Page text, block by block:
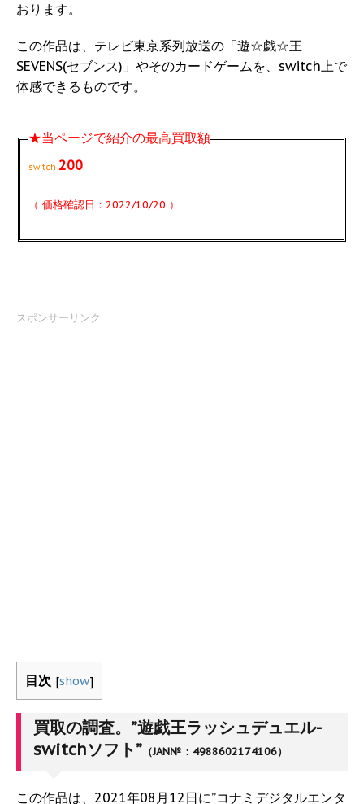
おります。
この作品は、テレビ東京系列放送の「遊☆戯☆王
SEVENS(セブンス)」やそのカードゲームを、switch上で
体感できるものです。
★当ページで紹介の最高買取額
switch 200
（ 価格確認日：2022/10/20 ）
スポンサーリンク
目次 [show]
買取の調査。”遊戯王ラッシュデュエル-
switchソフト” （JAN№：4988602174106）
この作品は、2021年08月12日に”コナミデジタルエンタ